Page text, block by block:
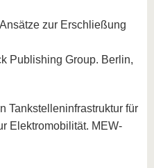
zur Erschließung
Publishing Group. Berlin,
Tankstelleninfrastruktur für
Elektromobilität. MEW-